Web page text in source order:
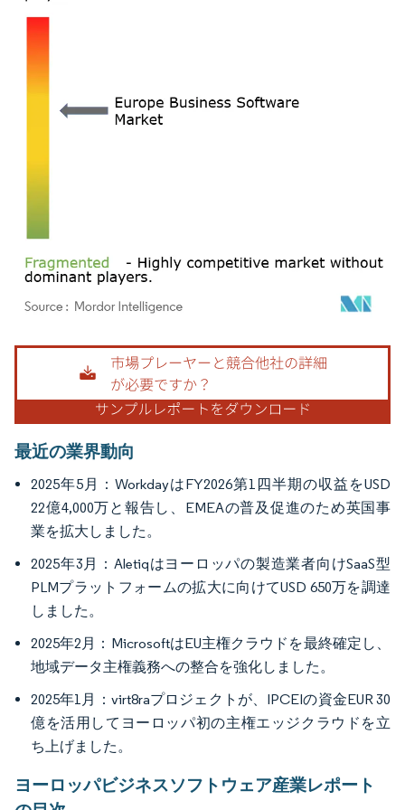
画像 © Mordor Intelligence。再利用にはCC BY 4.0の表示が必要です。
最近の業界動向
2025年5月：WorkdayはFY2026第1四半期の収益をUSD
22億4,000万と報告し、EMEAの普及促進のため英国事
業を拡大しました。
2025年3月：Aletiqはヨーロッパの製造業者向けSaaS型
PLMプラットフォームの拡大に向けてUSD 650万を調達
しました。
2025年2月：MicrosoftはEU主権クラウドを最終確定し、
地域データ主権義務への整合を強化しました。
2025年1月：virt8raプロジェクトが、IPCEIの資金EUR 30
億を活用してヨーロッパ初の主権エッジクラウドを立
ち上げました。
ヨーロッパビジネスソフトウェア産業レポート